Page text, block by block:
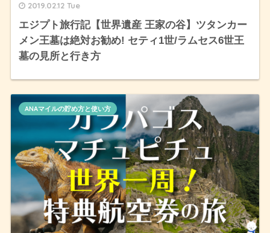
2019.02.12 Tue
エジプト旅行記【世界遺産 王家の谷】ツタンカー
メン王墓は絶対お勧め! セティ1世/ラムセス6世王
墓の見所と行き方
ANAマイルの貯め方と使い方